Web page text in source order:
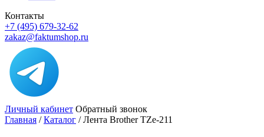
Контакты
+7 (495) 679-32-62
zakaz@faktumshop.ru
Личный кабинет Обратный звонок
Главная /Каталог /Лента Brother TZe-211